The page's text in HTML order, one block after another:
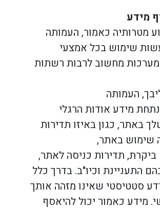
מידע
מטרותיה כאמור, העמותה
שימוש בכל אמצעי
מחשוב לרבות רשתות
העמותה
מידע אודות הרגלי
באתר, כגון באיזו תדירות
שימוש באתר,
תדירות כניסה לאתר,
התעניינת וכיו"ב. בדרך כלל
סטטיסטי שאינו מזהה אותך
מידע כאמור יכול להיאסף